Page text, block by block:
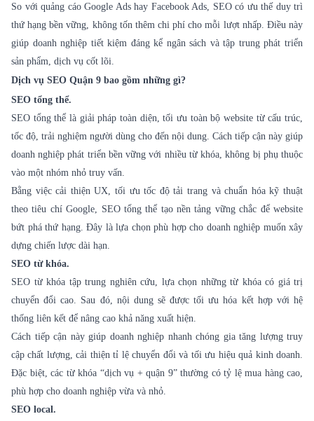
So với quảng cáo Google Ads hay Facebook Ads, SEO có ưu thế duy trì
thứ hạng bền vững, không tốn thêm chi phí cho mỗi lượt nhấp. Điều này
giúp doanh nghiệp tiết kiệm đáng kể ngân sách và tập trung phát triển
sản phẩm, dịch vụ cốt lõi.
Dịch vụ SEO Quận 9 bao gồm những gì?
SEO tổng thể.
SEO tổng thể là giải pháp toàn diện, tối ưu toàn bộ website từ cấu trúc,
tốc độ, trải nghiệm người dùng cho đến nội dung. Cách tiếp cận này giúp
doanh nghiệp phát triển bền vững với nhiều từ khóa, không bị phụ thuộc
vào một nhóm nhỏ truy vấn.
Bằng việc cải thiện UX, tối ưu tốc độ tải trang và chuẩn hóa kỹ thuật
theo tiêu chí Google, SEO tổng thể tạo nền tảng vững chắc để website
bứt phá thứ hạng. Đây là lựa chọn phù hợp cho doanh nghiệp muốn xây
dựng chiến lược dài hạn.
SEO từ khóa.
SEO từ khóa tập trung nghiên cứu, lựa chọn những từ khóa có giá trị
chuyển đổi cao. Sau đó, nội dung sẽ được tối ưu hóa kết hợp với hệ
thống liên kết để nâng cao khả năng xuất hiện.
Cách tiếp cận này giúp doanh nghiệp nhanh chóng gia tăng lượng truy
cập chất lượng, cải thiện tỉ lệ chuyển đổi và tối ưu hiệu quả kinh doanh.
Đặc biệt, các từ khóa “dịch vụ + quận 9” thường có tỷ lệ mua hàng cao,
phù hợp cho doanh nghiệp vừa và nhỏ.
SEO local.